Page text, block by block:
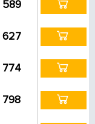
589
627
774
798